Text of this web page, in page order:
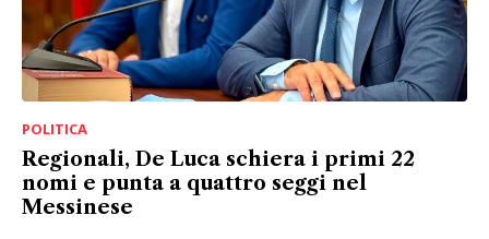
POLITICA
Regionali, De Luca schiera i primi 22
nomi e punta a quattro seggi nel
Messinese